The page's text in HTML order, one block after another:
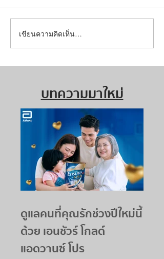
เขียนความคิดเห็น…
บทความมาใหม่
ดูแลคนที่คุณรักช่วงปีใหม่นี้
ด้วย เอนชัวร์ โกลด์
แอดวานซ์ โปร